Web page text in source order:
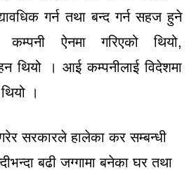
गर्न तथा बन्द गर्न सहज हुने
कम्पनी ऐनमा गरिएको थियो,
थियो । आई कम्पनीलाई विदेशमा
।
सरकारले हालेका कर सम्बन्धी
बढी जग्गामा बनेका घर तथा